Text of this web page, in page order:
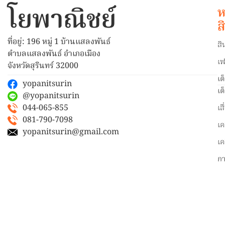
โยพาณิชย์
ที่อยู่: 196 หมู่ 1 บ้านแสลงพันธ์
ตำบลแสลงพันธ์ อำเภอเมือง
จังหวัดสุรินทร์ 32000
yopanitsurin
@yopanitsurin
044-065-855
081-790-7098
yopanitsurin@gmail.com
สิ
เ
เ
เ
เ
เ
เ
ก